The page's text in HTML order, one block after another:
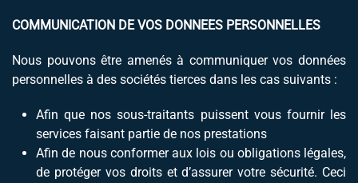
COMMUNICATION DE VOS DONNEES PERSONNELLES
Nous pouvons être amenés à communiquer vos données
personnelles à des sociétés tierces dans les cas suivants :
Afin que nos sous-traitants puissent vous fournir les
services faisant partie de nos prestations
Afin de nous conformer aux lois ou obligations légales,
de protéger vos droits et d’assurer votre sécurité. Ceci